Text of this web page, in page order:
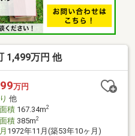
会館、児童センターがあり、
1,499万円 他
万円
他
積167.34m2
積385m2
1972年11月(築53年10ヶ月)